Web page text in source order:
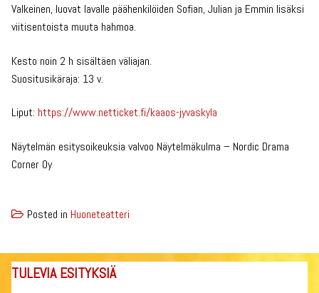
Valkeinen, luovat lavalle päähenkilöiden Sofian, Julian ja Emmin lisäksi
viitisentoista muuta hahmoa.
Kesto noin 2 h sisältäen väliajan.
Suositusikäraja: 13 v.
Liput: https://www.netticket.fi/kaaos-jyvaskyla
Näytelmän esitysoikeuksia valvoo Näytelmäkulma – Nordic Drama
Corner Oy
Posted in Huoneteatteri
TULEVIA ESITYKSIÄ